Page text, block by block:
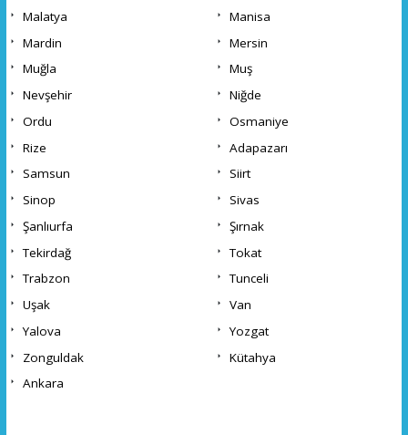
Malatya
Manisa
Mardin
Mersin
Muğla
Muş
Nevşehir
Niğde
Ordu
Osmaniye
Rize
Adapazarı
Samsun
Siirt
Sinop
Sivas
Şanlıurfa
Şırnak
Tekirdağ
Tokat
Trabzon
Tunceli
Uşak
Van
Yalova
Yozgat
Zonguldak
Kütahya
Ankara